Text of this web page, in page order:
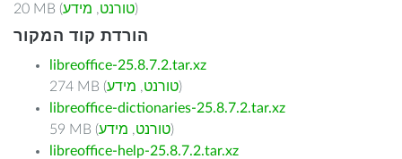
20 MB (
טורנט, מידע )
הורדת קוד המקור
libreoffice-25.8.7.2.tar.xz
274 MB (
טורנט, מידע
)
libreoffice-dictionaries-25.8.7.2.tar.xz
59 MB (
טורנט, מידע
)
libreoffice-help-25.8.7.2.tar.xz